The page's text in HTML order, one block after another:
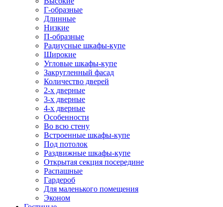
Г-образные
Длинные
Низкие
П-образные
Радиусные шкафы-купе
Широкие
Угловые шкафы-купе
Закругленный фасад
Количество дверей
2-х дверные
3-х дверные
4-х дверные
Особенности
Во всю стену
Встроенные шкафы-купе
Под потолок
Раздвижные шкафы-купе
Открытая секция посередине
Распашные
Гардероб
Для маленького помещения
Эконом